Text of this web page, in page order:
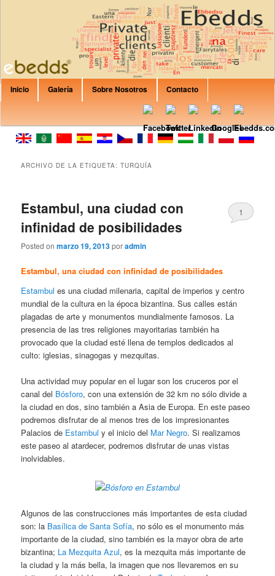
Formación Ebedds
Are you Looking for private rent? Apartment? House? B&B or Villa? Canary
Islands, Italy, Spain, Croatia, France, Balearic Islands? In EbeddsRent you
can find any property that would fit your expectations.
Menú principal
Ir al contenido principal
Ir al contenido secundario
Inicio Galería Sobre Nosotros Contacto
ARCHIVO DE LA ETIQUETA:TURQUÍA
Estambul, una ciudad con
infinidad de posibilidades
Posted onmarzo 19, 2013poradmin
1
Estambul, una ciudad con infinidad de posibilidades
Estambules una ciudad milenaria, capital de imperios y centro
mundial de la cultura en la época bizantina. Sus calles están
plagadas de arte y monumentos mundialmente famosos. La
presencia de las tres religiones mayoritarias también ha
provocado que la ciudad esté llena de templos dedicados al
culto: iglesias, sinagogas y mezquitas.
Una actividad muy popular en el lugar son los cruceros por el
canal del Bósforo, con una extensión de 32 km no sólo divide a
la ciudad en dos, sino también a Asia de Europa. En este paseo
podremos disfrutar de al menos tres de los impresionantes
Palacios de Estambuly el inicio del Mar Negro. Si realizamos
este paseo al atardecer, podremos disfrutar de unas vistas
inolvidables.
Algunos de las construcciones más importantes de esta ciudad
son: la Basílica de Santa Sofía, no sólo es el monumento más
importante de la ciudad, sino también es la mayor obra de arte
bizantina; La Mezquita Azul, es la mezquita más importante de
la ciudad y la más bella, la imagen que nos llevaremos en su